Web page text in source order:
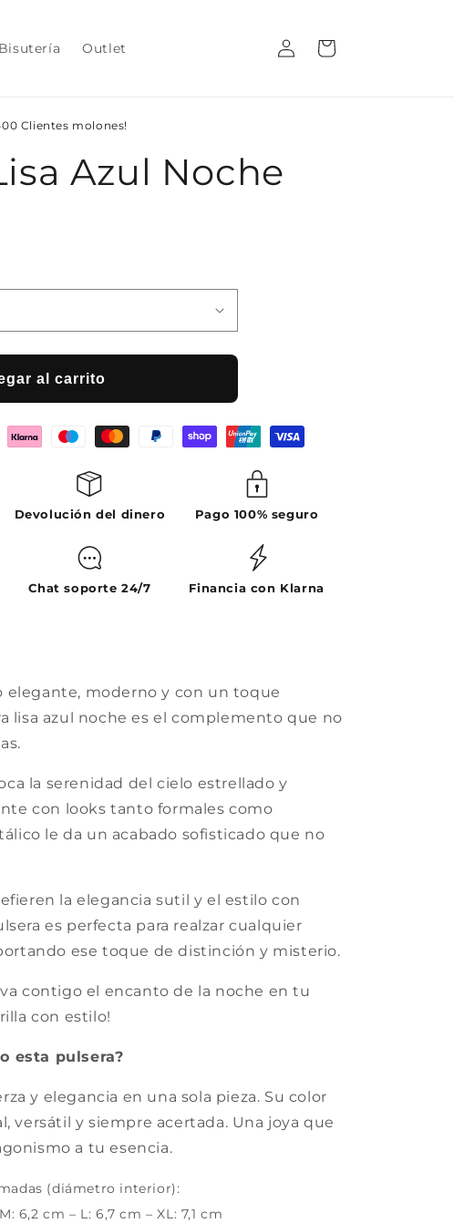
Bisutería Outlet
Iniciar
sesión
Carrito
Clientes molones!
Azul Noche
al carrito
Devolución del dinero Pago 100% seguro
Chat soporte 24/7 Financia con Klarna
elegante, moderno y con un toque
lisa azul noche es el complemento que no
la serenidad del cielo estrellado y
con looks tanto formales como
le da un acabado sofisticado que no
la elegancia sutil y el estilo con
es perfecta para realzar cualquier
ese toque de distinción y misterio.
contigo el encanto de la noche en tu
con estilo!
esta pulsera?
y elegancia en una sola pieza. Su color
versátil y siempre acertada. Una joya que
a tu esencia.
(diámetro interior):
6,2 cm – L: 6,7 cm – XL: 7,1 cm